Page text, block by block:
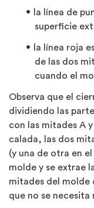
la línea de
superficie
la línea roja
de las dos
cuando el
Observa que el
dividiendo las
con las mitades A
calada, las dos
(y una de otra en
molde y se extrae
mitades del molde
que no se